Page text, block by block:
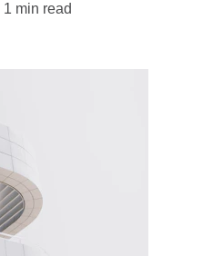
1 min read